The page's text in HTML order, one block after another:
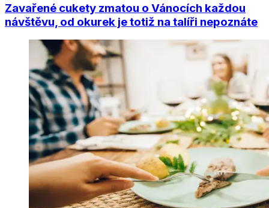
Zavařené cukety zmatou o Vánocích každou
návštěvu, od okurek je totiž na talíři nepoznáte